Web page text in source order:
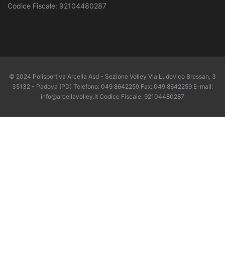
Codice Fiscale: 92104480287
© 2024 Polisportiva Arcella Asd - Sezione Volley Via Ludovico Bressan, 3
35132 - Padova (PD) Telefono: 049 8642259 Fax: 049 8642259 E-mail:
info@arcellavolley.it Codice Fiscale: 92104480287